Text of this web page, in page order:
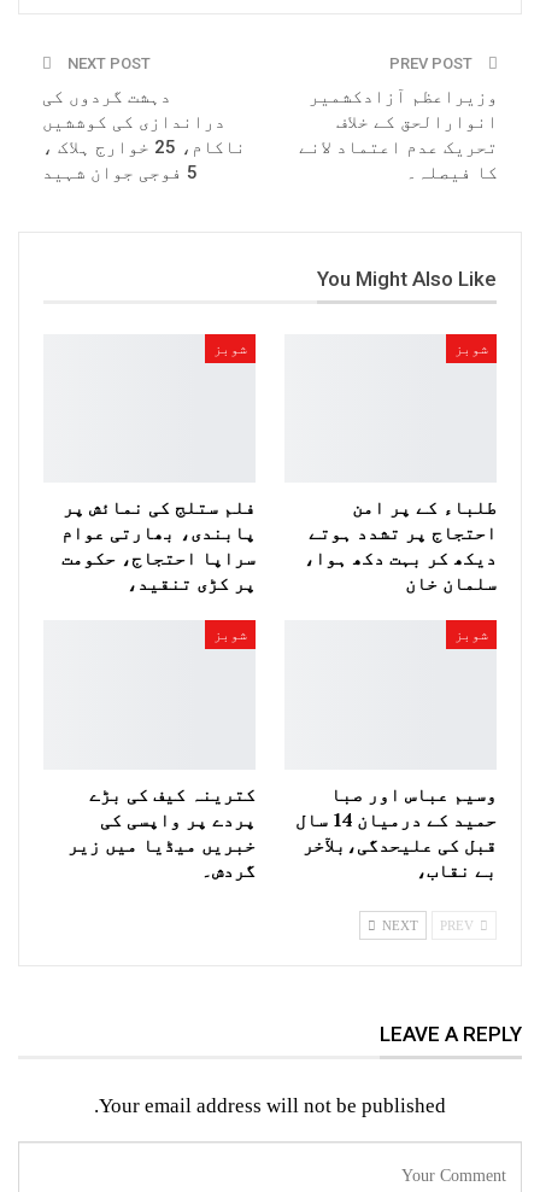
وزیراعظم آزادکشمیر
انوارالحق کے خلاف
تحریک عدم اعتماد لانے
کا فیصلہ۔
NEXT POST
دہشت گردوں کی
دراندازی کی کوششیں
ناکام، 25 خوارج ہلاک ،
5 فوجی جوان شہید
You Might Also Like
شوبز
طلباء کے پر امن
احتجاج پر تشدد ہوتے
دیکھ کر بہت دکھ ہوا،
سلمان خان
شوبز
فلم ستلج کی نمائش پر
پابندی، بھارتی عوام
سراپا احتجاج، حکومت
پر کڑی تنقید،
شوبز
وسیم عباس اور صبا
حمید کے درمیان 14 سال
قبل کی علیحدگی،بلآخر
بے نقاب،
شوبز
کترینہ کیف کی بڑے
پردے پر واپسی کی
خبریں میڈیا میں زیر
گردش۔
NEXT
LEAVE A REPLY
Your email address will not be published.